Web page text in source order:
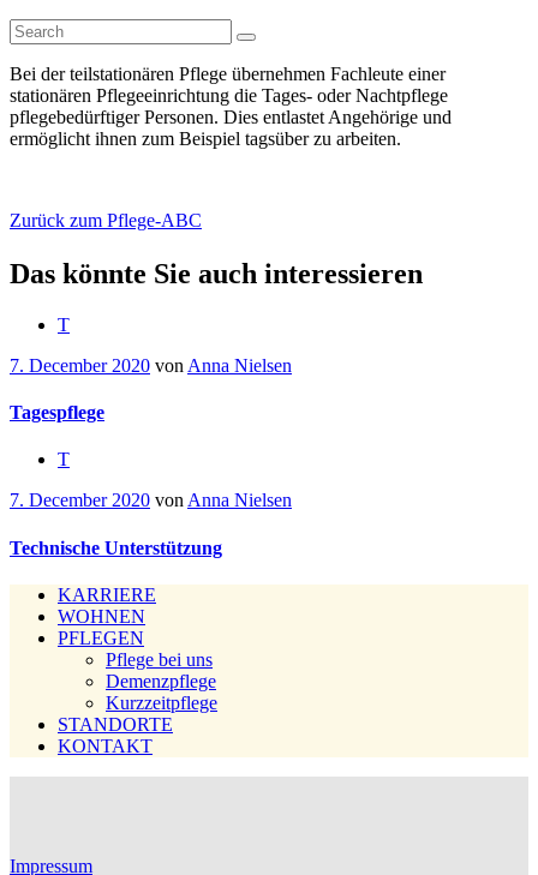
Bei der teilstationären Pflege übernehmen Fachleute einer
stationären Pflegeeinrichtung die Tages- oder Nachtpflege
pflegebedürftiger Personen. Dies entlastet Angehörige und
ermöglicht ihnen zum Beispiel tagsüber zu arbeiten.
Zurück zum Pflege-ABC
Das könnte Sie auch interessieren
T
7. December 2020 von Anna Nielsen
Tagespflege
T
7. December 2020 von Anna Nielsen
Technische Unterstützung
KARRIERE
WOHNEN
PFLEGEN
Pflege bei uns
Demenzpflege
Kurzzeitpflege
STANDORTE
KONTAKT
Impressum